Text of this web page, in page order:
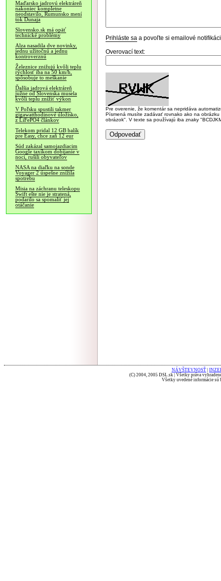
Maďarsko jadrovú elektráreň
nakoniec kompletne
neodstavilo, Rumunsko mení
tok Dunaja
Slovensko.sk má opäť
technické problémy
Alza nasadila dve novinky,
jednu užitočnú a jednu
kontroverznú
Železnice znižujú kvôli teplu
rýchlosť iba na 50 km/h,
spôsobuje to meškanie
Ďalšia jadrová elektráreň
južne od Slovenska musela
kvôli teplu znížiť výkon
V Poľsku spustili takmer
gigawatthodinové úložisko,
z LiFePO4 článkov
Telekom pridal 12 GB balík
pre Easy, chce zaň 12 eur
Súd zakázal samojazdiacim
Google taxíkom dobíjanie v
noci, rušili obyvateľov
NASA na diaľku na sonde
Voyager 2 úspešne znížila
spotrebu
Misia na záchranu teleskopu
Swift ešte nie je stratená,
podarilo sa spomaliť jej
otáčanie
Prihláste sa a povoľte si emailové
Overovací text:
Pre overenie, že komentár sa nepridáva
Písmená musíte zadávať rovnako ako na
obrázok". V texte sa používajú iba znaky
NÁVŠTEVNOSŤ
(C) 2004, 2005 DSL.sk | Všetky práva
Všetky uvedené informácie sú